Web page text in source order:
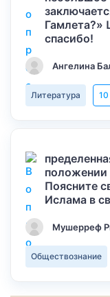
Гамлета?»
спасибо!
Ангелина
Литература
положении
Поясните
Ислама в
Мушерреф
Обществознание